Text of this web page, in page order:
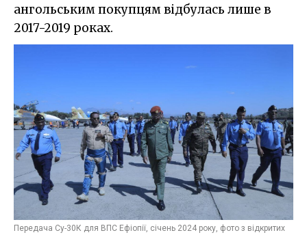
ангольським покупцям відбулась лише в
2017-2019 роках.
Передача Су-30К для ВПС Ефіопії, січень 2024 року, фото з відкритих